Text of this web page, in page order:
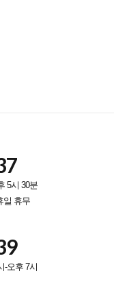
5시 30분
일 휴무
-오후 7시